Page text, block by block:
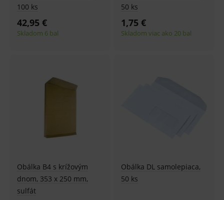
100 ks
42,95 €
Skladom 6 bal
50 ks
1,75 €
Skladom viac ako 20 bal
Obálka B4 s krížovým
dnom, 353 x 250 mm,
sulfát
Obálka DL samolepiaca,
50 ks